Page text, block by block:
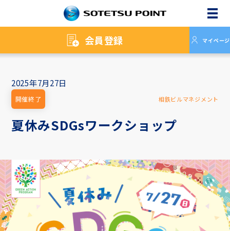
会員登録 マイページ
メニ
2025年7月27日
相鉄ビルマネジメント
開催終了
夏休みSDGsワークショップ